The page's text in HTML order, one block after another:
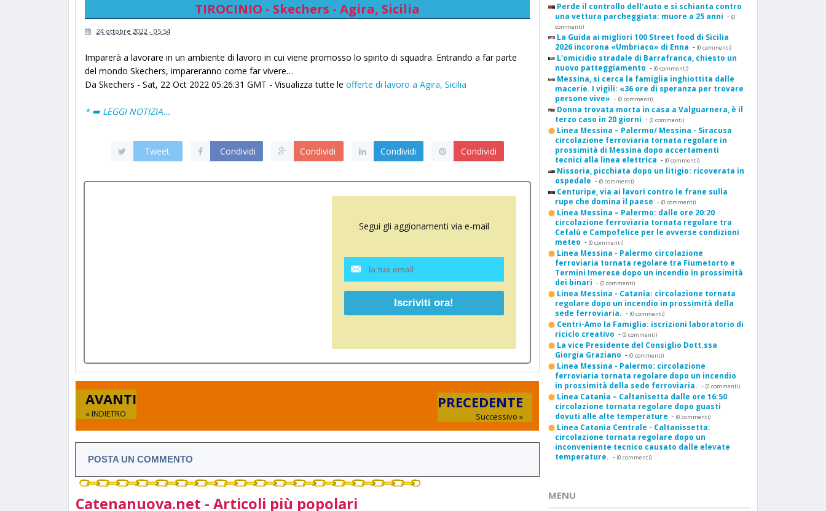
TIROCINIO - Skechers - Agira, Sicilia
24 ottobre 2022 - 05:54
Imparerà a lavorare in un ambiente di lavoro in cui viene promosso lo spirito di squadra. Entrando a far parte
del mondo Skechers, impareranno come far vivere…
Da Skechers - Sat, 22 Oct 2022 05:26:31 GMT - Visualizza tutte le offerte di lavoro a Agira, Sicilia
* ➡️ LEGGI NOTIZIA...
Tweet Condividi Condividi Condividi Condividi
Segui gli aggionamenti via e-mail
AVANTI
« INDIETRO
PRECEDENTE
Successivo »
POSTA UN COMMENTO
Catenanuova.net - Articoli più popolari
Perde il controllo dell'auto e si schianta contro
una vettura parcheggiata: muore a 25 anni - (0
commenti)
La Guida ai migliori 100 Street food di Sicilia
2026 incorona «Umbriaco» di Enna - (0 commenti)
L'omicidio stradale di Barrafranca, chiesto un
nuovo patteggiamento - (0 commenti)
Messina, si cerca la famiglia inghiottita dalle
macerie. I vigili: «36 ore di speranza per trovare
persone vive» - (0 commenti)
Donna trovata morta in casa a Valguarnera, è il
terzo caso in 20 giorni - (0 commenti)
Linea Messina – Palermo/ Messina - Siracusa
circolazione ferroviaria tornata regolare in
prossimità di Messina dopo accertamenti
tecnici alla linea elettrica - (0 commenti)
Nissoria, picchiata dopo un litigio: ricoverata in
ospedale - (0 commenti)
Centuripe, via ai lavori contro le frane sulla
rupe che domina il paese - (0 commenti)
Linea Messina – Palermo: dalle ore 20:20
circolazione ferroviaria tornata regolare tra
Cefalù e Campofelice per le avverse condizioni
meteo - (0 commenti)
Linea Messina - Palermo circolazione
ferroviaria tornata regolare tra Fiumetorto e
Termini Imerese dopo un incendio in prossimità
dei binari - (0 commenti)
Linea Messina - Catania: circolazione tornata
regolare dopo un incendio in prossimità della
sede ferroviaria. - (0 commenti)
Centri-Amo la Famiglia: iscrizioni laboratorio di
riciclo creativo - (0 commenti)
La vice Presidente del Consiglio Dott.ssa
Giorgia Graziano - (0 commenti)
Linea Messina - Palermo: circolazione
ferroviaria tornata regolare dopo un incendio
in prossimità della sede ferroviaria. - (0 commenti)
Linea Catania – Caltanisetta dalle ore 16:50
circolazione tornata regolare dopo guasti
dovuti alle alte temperature - (0 commenti)
Linea Catania Centrale - Caltanissetta:
circolazione tornata regolare dopo un
inconveniente tecnico causato dalle elevate
temperature. - (0 commenti)
MENU